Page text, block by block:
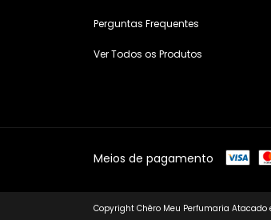
Perguntas Frequentes
Ver Todos os Produtos
Meios de pagamento
Copyright Chêro Meu Perfumaria Atacado